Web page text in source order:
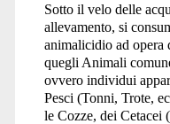
Sotto il velo delle
allevamento, si
animalicidio ad
quegli Animali
ovvero individui
Pesci (Tonni, Trote,
le Cozze, dei Cetacei